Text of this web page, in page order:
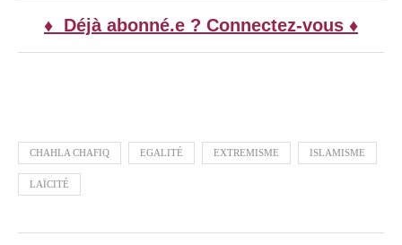
♦ Déjà abonné.e ? Connectez-vous ♦
CHAHLA CHAFIQ EGALITÉ EXTREMISME ISLAMISME
LAÏCITÉ